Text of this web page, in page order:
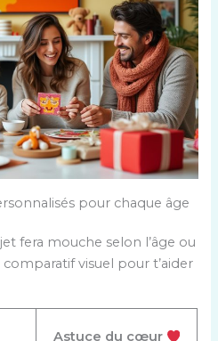
pour chaque âge
fera mouche selon l’âge ou
visuel pour t’aider
Astuce du cœur